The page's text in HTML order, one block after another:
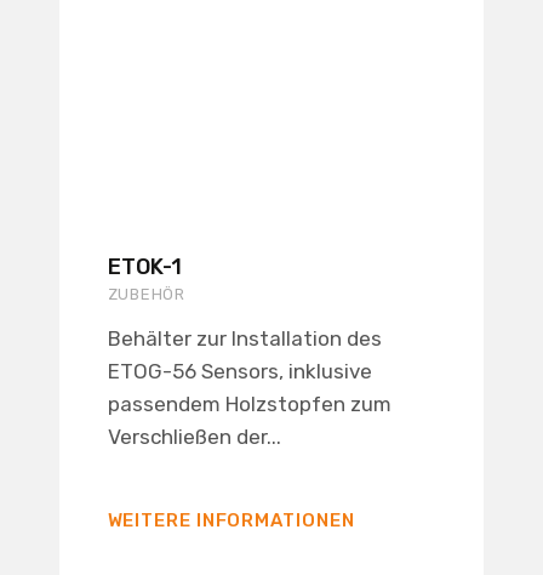
ETOK-1
ZUBEHÖR
Behälter zur Installation des
ETOG-56 Sensors, inklusive
passendem Holzstopfen zum
Verschließen der...
WEITERE INFORMATIONEN